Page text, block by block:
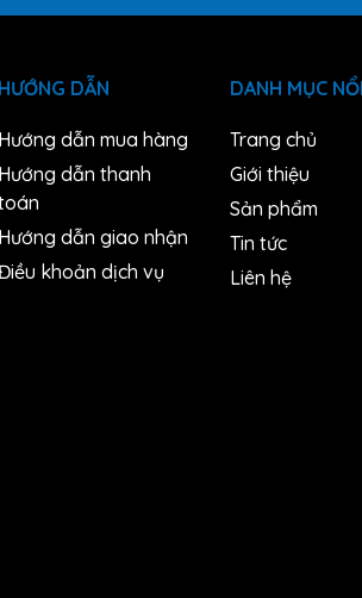
HƯỚNG DẪN
Hướng dẫn mua hàng
Hướng dẫn thanh
Hướng dẫn giao nhận
khoản dịch vụ
DANH MỤC
Trang chủ
Giới thiệu
Sản phẩm
Tin tức
Liên hệ